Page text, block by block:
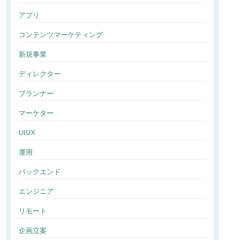
アプリ
コンテンツマーケティング
新規事業
ディレクター
プランナー
マーケター
UIUX
運用
バックエンド
エンジニア
リモート
企画立案